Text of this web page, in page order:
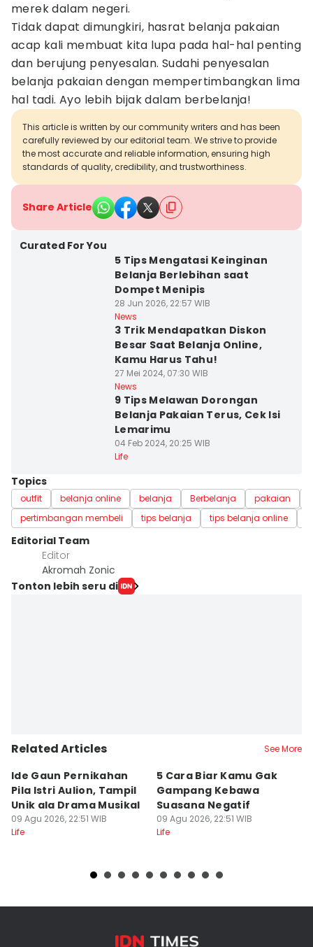
merek dalam negeri.
Tidak dapat dimungkiri, hasrat belanja pakaian
acap kali membuat kita lupa pada hal-hal penting
dan berujung penyesalan. Sudahi penyesalan
belanja pakaian dengan mempertimbangkan lima
hal tadi. Ayo lebih bijak dalam berbelanja!
This article is written by our community writers and has been
carefully reviewed by our editorial team. We strive to provide
the most accurate and reliable information, ensuring high
standards of quality, credibility, and trustworthiness.
Share Article
Curated For You
5 Tips Mengatasi Keinginan
Belanja Berlebihan saat
Dompet Menipis
28 Jun 2026, 22:57 WIB
News
3 Trik Mendapatkan Diskon
Besar Saat Belanja Online,
Kamu Harus Tahu!
27 Mei 2024, 07:30 WIB
News
9 Tips Melawan Dorongan
Belanja Pakaian Terus, Cek Isi
Lemarimu
04 Feb 2024, 20:25 WIB
Life
Topics
outfit belanja online belanja Berbelanja pakaian
pertimbangan membeli
tips belanja tips belanja online
Editorial Team
Editor
Akromah Zonic
Tonton lebih seru di
Related Articles See More
Ide Gaun Pernikahan
Pila Istri Aulion, Tampil
Unik ala Drama Musikal
09 Agu 2026, 22:51 WIB
Life
5 Cara Biar Kamu Gak
Gampang Kebawa
Suasana Negatif
09 Agu 2026, 22:51 WIB
Life